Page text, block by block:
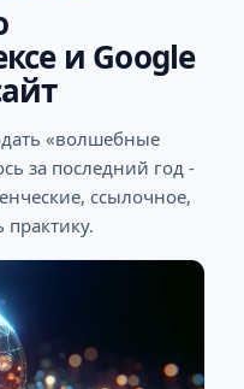
и Google
«волшебные
за последний год -
ссылочное,
практику.